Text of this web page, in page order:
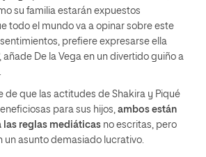
su familia estarán expuestos
todo el mundo va a opinar sobre este
prefiere expresarse ella
añade De la Vega en un divertido guiño a
de que las actitudes de Shakira y Piqué
para sus hijos, ambos están
las reglas mediáticas no escritas, pero
un asunto demasiado lucrativo.